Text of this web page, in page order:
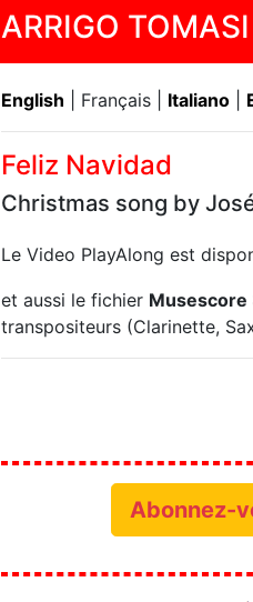
ARRIGO TOMASI
English | Français | Italiano
Feliz Navidad
Christmas song by
Le Video PlayAlong est
et aussi le fichier Musescore
transpositeurs (Clarinette,
Abonnez-